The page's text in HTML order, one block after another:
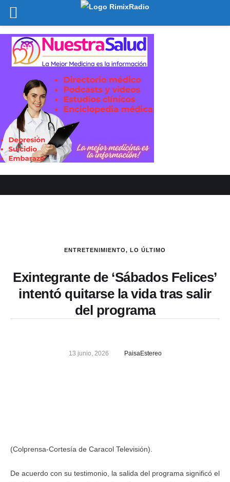
ENTRETENIMIENTO, LO ÚLTIMO
Exintegrante de ‘Sábados Felices’
intentó quitarse la vida tras salir
del programa
13 junio, 2026 PaisaEstereo
(Colprensa-Cortesía de Caracol Televisión).
De acuerdo con su testimonio, la salida del programa significó el